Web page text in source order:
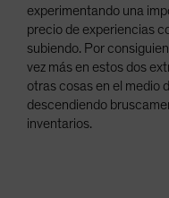
experimentando una
precio de experiencias
subiendo. Por
vez más en estos dos
otras cosas en el medio
descendiendo
inventarios.